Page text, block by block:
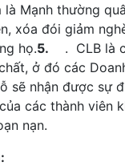
Mạnh thường
xóa đói giảm
họ.5. . CLB là
ở đó các
sẽ nhận được sự
các thành viên
nạn.